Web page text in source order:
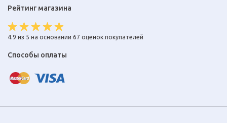
Рейтинг магазина
4.9 из 5 на основании 67 оценок покупателей
Способы оплаты